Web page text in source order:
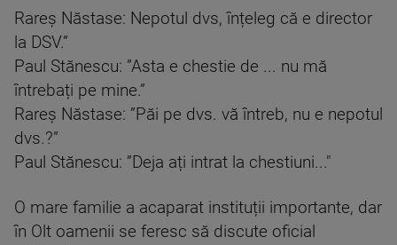
Rareș Năstase: Nepotul dvs, înțeleg că e director
la DSV.”
Paul Stănescu: ”Asta e chestie de ... nu mă
întrebați pe mine.”
Rareș Năstase: ”Păi pe dvs. vă întreb, nu e nepotul
dvs.?”
Paul Stănescu: ”Deja ați intrat la chestiuni..."
O mare familie a acaparat instituții importante, dar
în Olt oamenii se feresc să discute oficial